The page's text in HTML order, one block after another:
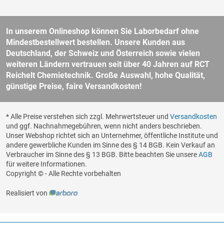
In unserem Onlineshop können Sie Laborbedarf ohne
Mindestbestellwert bestellen. Unsere Kunden aus
Deutschland, der Schweiz und Österreich sowie vielen
weiteren Ländern vertrauen seit über 40 Jahren auf RCT
Reichelt Chemietechnik. Große Auswahl, hohe Qualität,
günstige Preise, faire Versandkosten!
* Alle Preise verstehen sich zzgl. Mehrwertsteuer und Versandkosten
und ggf. Nachnahmegebühren, wenn nicht anders beschrieben.
Unser Webshop richtet sich an Unternehmer, öffentliche Institute und
andere gewerbliche Kunden im Sinne des § 14 BGB. Kein Verkauf an
Verbraucher im Sinne des § 13 BGB. Bitte beachten Sie unsereAGB
für weitere Informationen.
Copyright © - Alle Rechte vorbehalten
Realisiert von